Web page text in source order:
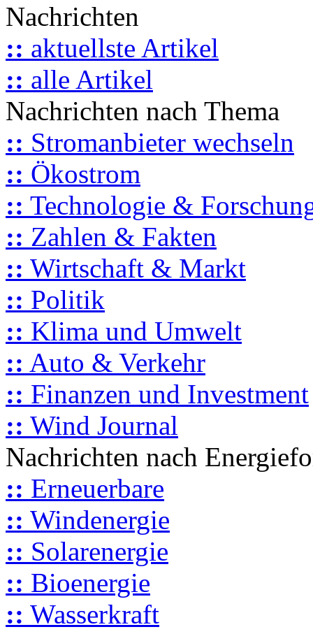
Nachrichten
:: aktuellste Artikel
:: alle Artikel
Nachrichten nach Thema
:: Stromanbieter wechseln
:: Ökostrom
:: Technologie &
:: Zahlen & Fakten
:: Wirtschaft & Markt
:: Politik
:: Klima und Umwelt
:: Auto & Verkehr
:: Finanzen und Investment
:: Wind Journal
Nachrichten nach
:: Erneuerbare
:: Windenergie
:: Solarenergie
:: Bioenergie
:: Wasserkraft